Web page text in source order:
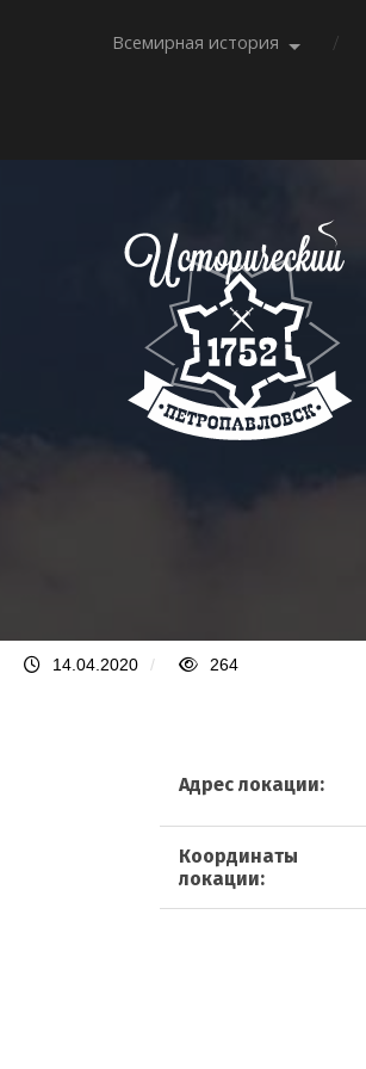
Всемирная история
14.04.2020 / 264
Адрес локации:
Координаты
локации: